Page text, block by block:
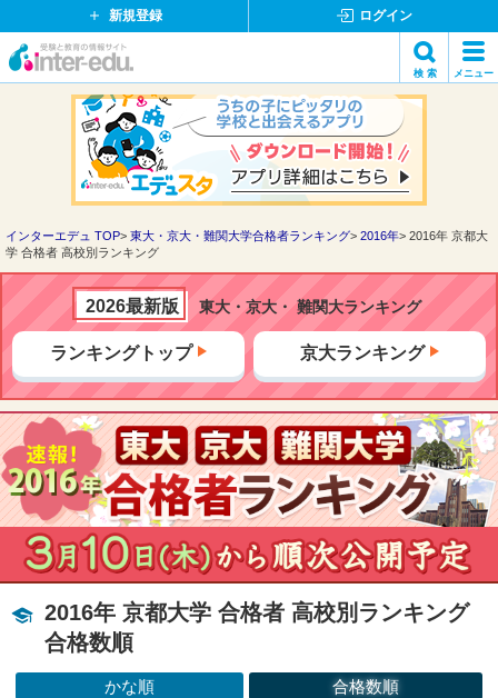
新規登録 ログイン
イ
ド
ッ
ト
検 索 メニュー
検索
インターエデュ TOP 東大・京大・難関大学合格者ランキング 2016年
2016年 京都大
学 合格者 高校別ランキング
2026最新版 東大・京大・ 難関大ランキング
ランキングトップ 京大ランキング
2016年 京都大学 合格者 高校別ランキング
合格数順
かな順
合格数順